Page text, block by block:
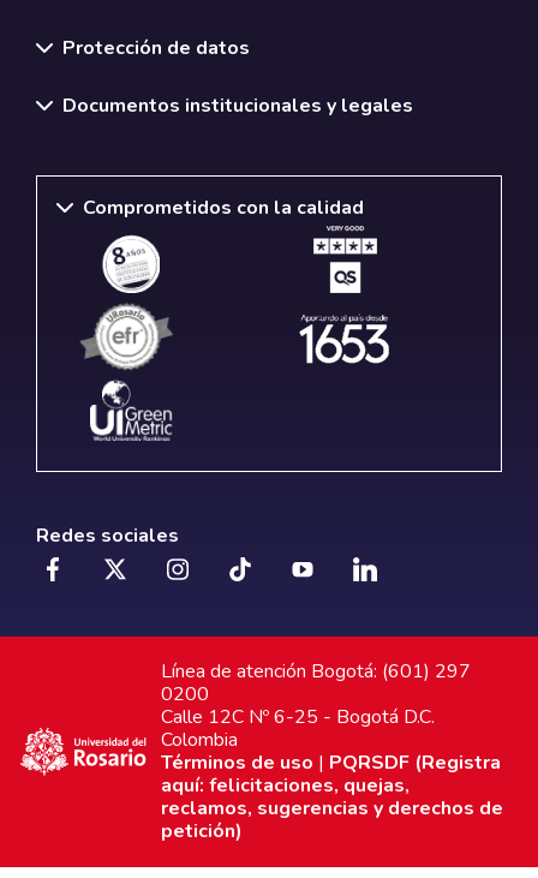
Protección de datos
Documentos institucionales y legales
Comprometidos con la calidad
Redes sociales
Línea de atención Bogotá: (601) 297
0200
Calle 12C Nº 6-25 - Bogotá D.C.
Colombia
Términos de uso | PQRSDF (Registra
aquí: felicitaciones, quejas,
reclamos, sugerencias y derechos de
petición)